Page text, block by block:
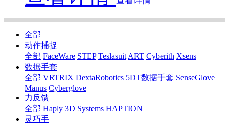
全部
动作捕捉
全部 FaceWare STEP Teslasuit ART Cyberith Xsens
数据手套
全部 VRTRIX DextaRobotics 5DT数据手套 SenseGlove
Manus Cyberglove
力反馈
全部 Haply 3D Systems HAPTION
灵巧手